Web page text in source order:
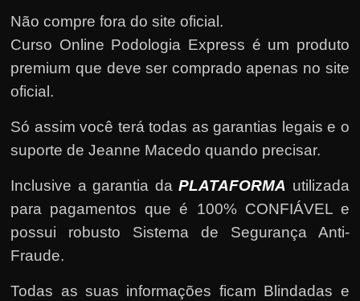
Não compre fora do site oficial.
Curso Online Podologia Express é um produto
premium que deve ser comprado apenas no site
oficial.
Só assim você terá todas as garantias legais e o
suporte de Jeanne Macedo quando precisar.
Inclusive a garantia daPLATAFORMA utilizada
para pagamentos que é 100% CONFIÁVEL e
possui robusto Sistema de Segurança Anti-
Fraude.
Todas as suas informações ficam Blindadas e